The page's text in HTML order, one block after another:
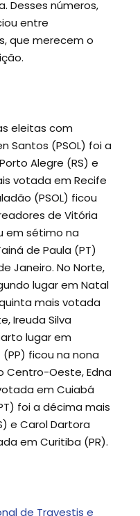
Desses números,
entre
que merecem o
eleitas com
Santos (PSOL) foi a
Alegre (RS) e
votada em Recife
(PSOL) ficou
de Vitória
em sétimo na
de Paula (PT)
Janeiro. No Norte,
lugar em Natal
quinta mais votada
Ireuda Silva
lugar em
ficou na nona
Centro-Oeste, Edna
em Cuiabá
foi a décima mais
e Carol Dartora
em Curitiba (PR).
de Travestis e